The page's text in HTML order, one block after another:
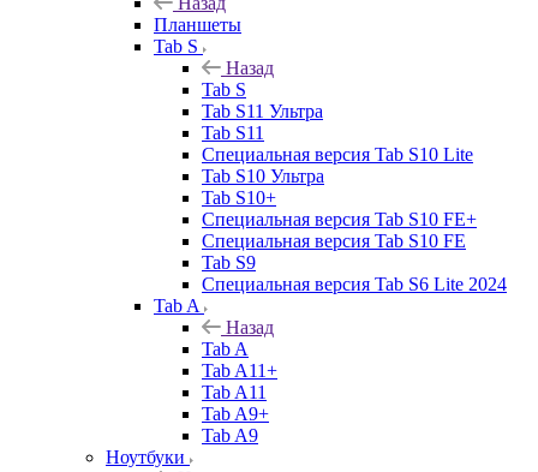
Планшеты
Tab S
Назад
Tab S
Tab S11 Ультра
Tab S11
Специальная версия Tab S10 Lite
Tab S10 Ультра
Tab S10+
Специальная версия Tab S10 FE+
Специальная версия Tab S10 FE
Tab S9
Специальная версия Tab S6 Lite 2024
Tab A
Назад
Tab A
Tab A11+
Tab A11
Tab A9+
Tab A9
Ноутбуки